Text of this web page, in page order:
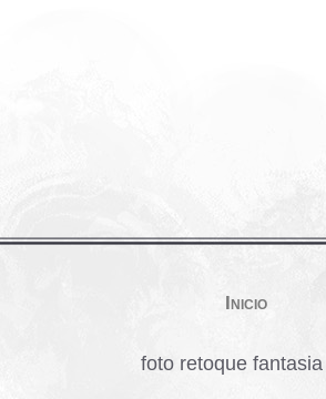
Inicio
foto retoque fantasia